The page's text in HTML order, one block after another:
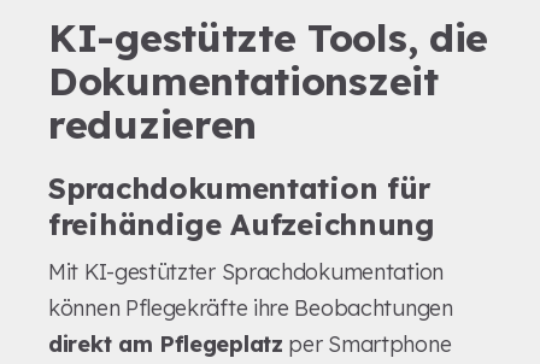
KI-gestützte Tools, die
Dokumentationszeit
reduzieren
Sprachdokumentation für
freihändige Aufzeichnung
Mit KI-gestützter Sprachdokumentation
können Pflegekräfte ihre Beobachtungen
direkt am Pflegeplatz per Smartphone